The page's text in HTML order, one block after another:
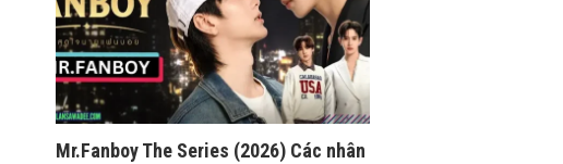
Mr.Fanboy The Series (2026) Các nhân